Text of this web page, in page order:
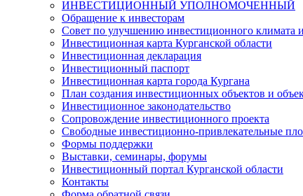
ИНВЕСТИЦИОННЫЙ УПОЛНОМОЧЕННЫЙ
Обращение к инвесторам
Совет по улучшению инвестиционного климата
Инвестиционная карта Курганской области
Инвестиционная декларация
Инвестиционный паспорт
Инвестиционная карта города Кургана
План создания инвестиционных объектов и
Инвестиционное законодательство
Сопровождение инвестиционного проекта
Свободные инвестиционно-привлекательные
Формы поддержки
Выставки, семинары, форумы
Инвестиционный портал Курганской области
Контакты